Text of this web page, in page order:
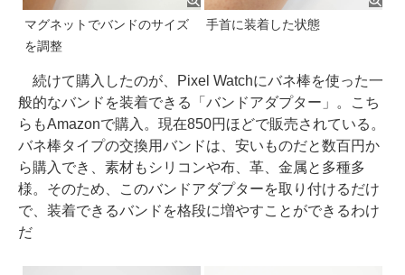
マグネットでバンドのサイズ
を調整
手首に装着した状態
続けて購入したのが、Pixel Watchにバネ棒を使った一
般的なバンドを装着できる「バンドアダプター」。こち
らもAmazonで購入。現在850円ほどで販売されている。
バネ棒タイプの交換用バンドは、安いものだと数百円か
ら購入でき、素材もシリコンや布、革、金属と多種多
様。そのため、このバンドアダプターを取り付けるだけ
で、装着できるバンドを格段に増やすことができるわけ
だ